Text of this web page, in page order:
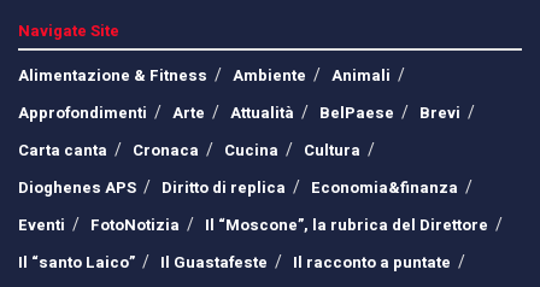
Navigate Site
Alimentazione & Fitness
Ambiente
Animali
Approfondimenti
Arte Attualità BelPaese
Brevi
Carta canta
Cronaca Cucina
Cultura
Dioghenes APS
Diritto di replica
Economia&finanza
Eventi
FotoNotizia
Il “Moscone”, la rubrica del Direttore
Il “santo Laico”
Il Guastafeste
Il racconto a puntate